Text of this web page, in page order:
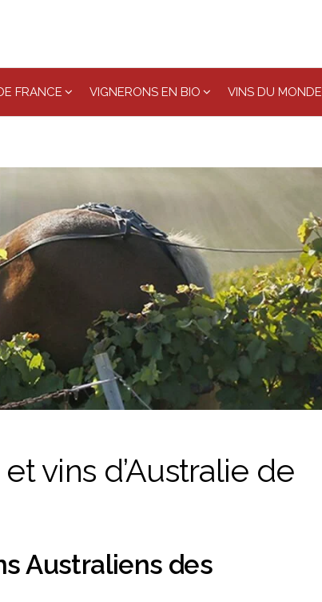
FRANCE VIGNERONS EN BIO VINS DU MONDE
vins d’Australie de
Australiens des